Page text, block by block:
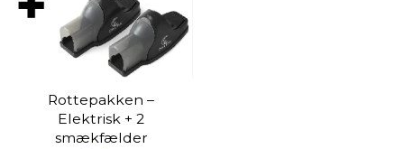
Rottepakken –
Elektrisk + 2
smækfælder